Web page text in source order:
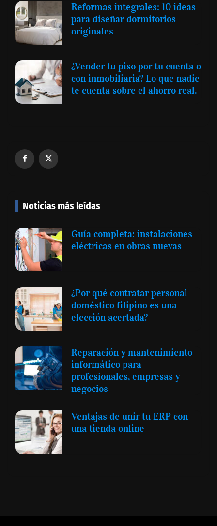
Reformas integrales: 10 ideas
para diseñar dormitorios
originales
¿Vender tu piso por tu cuenta o
con inmobiliaria? Lo que nadie
te cuenta sobre el ahorro real.
Noticias más leídas
Guía completa: instalaciones
eléctricas en obras nuevas
¿Por qué contratar personal
doméstico filipino es una
elección acertada?
Reparación y mantenimiento
informático para
profesionales, empresas y
negocios
Ventajas de unir tu ERP con
una tienda online